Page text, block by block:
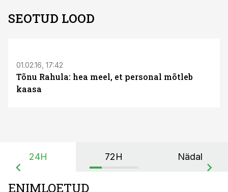
SEOTUD LOOD
01.02.16, 17:42
Tõnu Rahula: hea meel, et personal mõtleb
kaasa
24H 72H Nädal
ENIMLOETUD